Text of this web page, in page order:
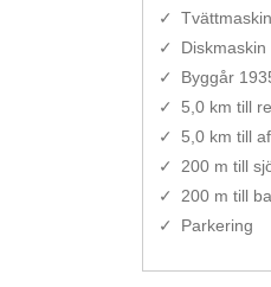
Diskmaskin
Byggår
5,0 km till
5,0 km till
200 m till
200 m till
Parkering